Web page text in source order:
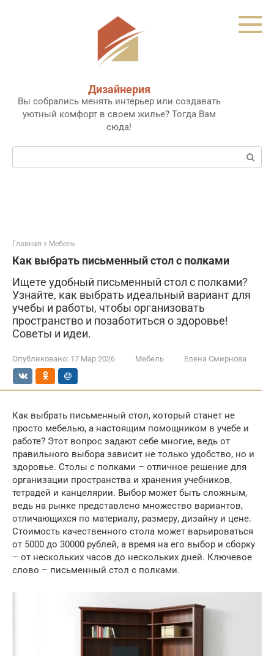
Дизайнерия
Вы собрались менять интерьер или создавать
уютный комфорт в своем жилье? Тогда Вам
сюда!
Поиск:
Главная » Мебель
Как выбрать письменный стол с полками
Ищете удобный письменный стол с полками?
Узнайте, как выбрать идеальный вариант для
учебы и работы, чтобы организовать
пространство и позаботиться о здоровье!
Советы и идеи.
Опубликовано: 17 Мар 2026 Мебель Елена Смирнова
Как выбрать письменный стол, который станет не
просто мебелью, а настоящим помощником в учебе и
работе? Этот вопрос задают себе многие, ведь от
правильного выбора зависит не только удобство, но и
здоровье. Столы с полками – отличное решение для
организации пространства и хранения учебников,
тетрадей и канцелярии. Выбор может быть сложным,
ведь на рынке представлено множество вариантов,
отличающихся по материалу, размеру, дизайну и цене.
Стоимость качественного стола может варьироваться
от 5000 до 30000 рублей, а время на его выбор и сборку
– от нескольких часов до нескольких дней. Ключевое
слово – письменный стол с полками.